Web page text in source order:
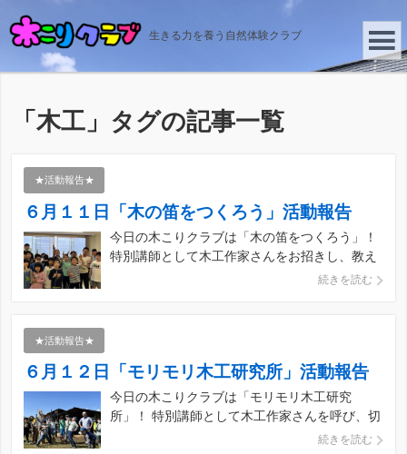
生きる力を養う自然体験クラブ
「木工 」タグの記事一覧
★活動報告★
６月１１日「木の笛をつくろう」活動報告
今日の木こりクラブは「木の笛をつくろう」！
特別講師として木工作家さんをお招きし、教え
てもらいながら木の笛を作ります。来てもらう
続きを読む
★活動報告★
６月１２日「モリモリ木工研究所」活動報告
今日の木こりクラブは「モリモリ木工研究
所」！ 特別講師として木工作家さんを呼び、切
り立ての生木や竹を使い、木工を楽しみます。
続きを読む